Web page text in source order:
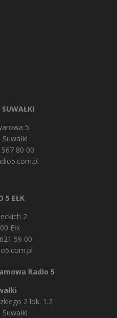
5
80 00
5 EŁK
2
Ełk
59 00
Radio 5
2 lok. 1.2